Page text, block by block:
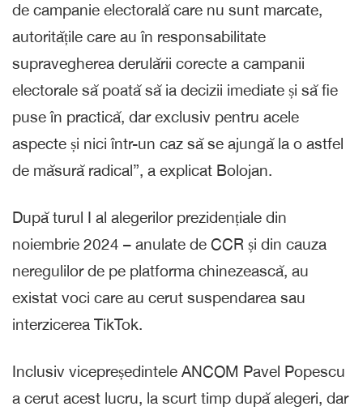
de campanie electorală care nu sunt marcate,
autoritățile care au în responsabilitate
supravegherea derulării corecte a campanii
electorale să poată să ia decizii imediate și să fie
puse în practică, dar exclusiv pentru acele
aspecte și nici într-un caz să se ajungă la o astfel
de măsură radical”, a explicat Bolojan.
După turul I al alegerilor prezidențiale din
noiembrie 2024 – anulate de CCR și din cauza
neregulilor de pe platforma chinezească, au
existat voci care au cerut suspendarea sau
interzicerea TikTok.
Inclusiv vicepreședintele ANCOM Pavel Popescu
a cerut acest lucru, la scurt timp după alegeri, dar